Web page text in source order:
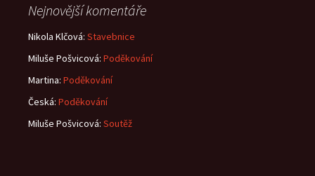
Nejnovější komentáře
Nikola Klčová: Stavebnice
Miluše Pošvicová: Poděkování
Martina: Poděkování
Česká: Poděkování
Miluše Pošvicová: Soutěž